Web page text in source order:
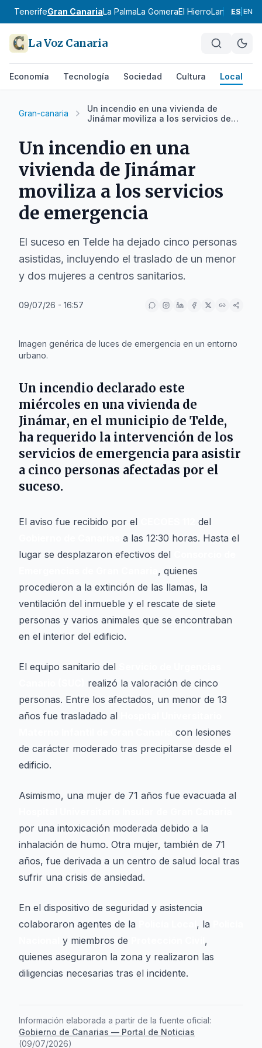
TenerifeGran CanariaLa PalmaLa GomeraEl HierroLanzarote
ES EN
La Voz Canaria
Economía Tecnología Sociedad Cultura Local
Gran-canaria
Un incendio en una vivienda de
Jinámar moviliza a los servicios de
Un incendio en una
vivienda de Jinámar
moviliza a los servicios
de emergencia
El suceso en Telde ha dejado cinco personas
asistidas, incluyendo el traslado de un menor
y dos mujeres a centros sanitarios.
09/07/26 - 16:57
Imagen genérica de luces de emergencia en un entorno
urbano.
Un incendio declarado este
miércoles en una vivienda de
Jinámar, en el municipio de Telde,
ha requerido la intervención de los
servicios de emergencia para asistir
a cinco personas afectadas por el
suceso.
El aviso fue recibido por el
del
a las 12:30 horas. Hasta el
lugar se desplazaron efectivos del
, quienes
procedieron a la extinción de las llamas, la
ventilación del inmueble y el rescate de siete
personas y varios animales que se encontraban
en el interior del edificio.
El equipo sanitario del
realizó la valoración de cinco
personas. Entre los afectados, un menor de 13
años fue trasladado al
con lesiones
de carácter moderado tras precipitarse desde el
edificio.
Asimismo, una mujer de 71 años fue evacuada al
por una intoxicación moderada debido a la
inhalación de humo. Otra mujer, también de 71
años, fue derivada a un centro de salud local tras
sufrir una crisis de ansiedad.
En el dispositivo de seguridad y asistencia
colaboraron agentes de la
, la
y miembros de
,
quienes aseguraron la zona y realizaron las
diligencias necesarias tras el incidente.
Información elaborada a partir de la fuente oficial:
Gobierno de Canarias — Portal de Noticias
(09/07/2026)